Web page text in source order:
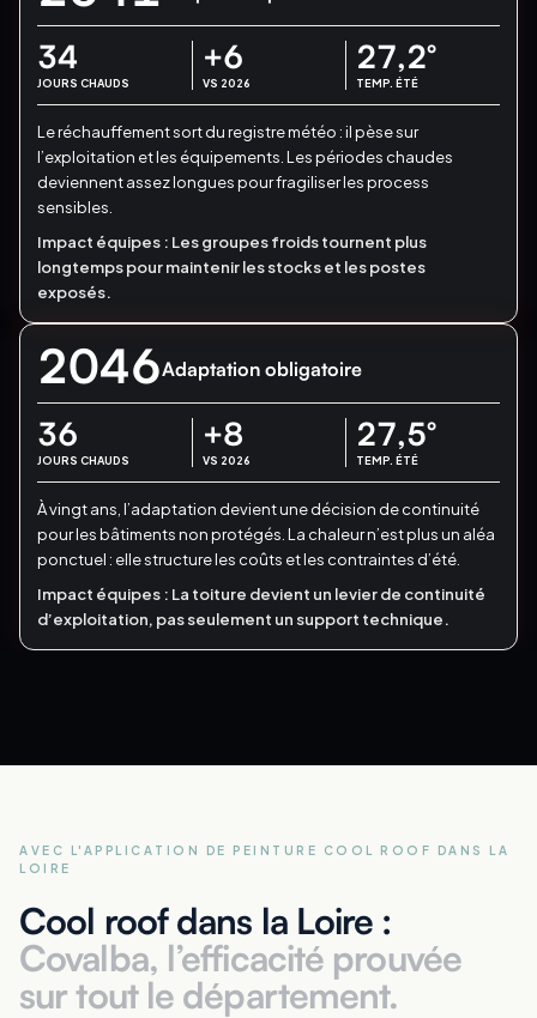
34
JOURS CHAUDS
+6
VS 2026
27,2°
TEMP. ÉTÉ
Le réchauffement sort du registre météo : il pèse sur
l’exploitation et les équipements. Les périodes chaudes
deviennent assez longues pour fragiliser les process
sensibles.
Impact équipes : Les groupes froids tournent plus
longtemps pour maintenir les stocks et les postes
exposés.
2046Adaptation obligatoire
36
JOURS CHAUDS
+8
VS 2026
27,5°
TEMP. ÉTÉ
À vingt ans, l’adaptation devient une décision de continuité
pour les bâtiments non protégés. La chaleur n’est plus un aléa
ponctuel : elle structure les coûts et les contraintes d’été.
Impact équipes : La toiture devient un levier de continuité
d’exploitation, pas seulement un support technique.
AVEC L'APPLICATION DE PEINTURE COOL ROOF
DANS LA
LOIRE
Cool roof dans la Loire :
Covalba, l’efficacité prouvée
sur tout le département.